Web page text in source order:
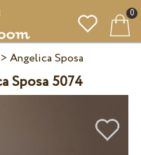
0
Angelica Sposa
Sposa 5074